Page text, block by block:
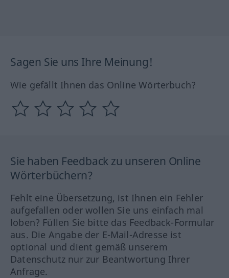
Sagen Sie uns Ihre Meinung!
Wie gefällt Ihnen das Online Wörterbuch?
Sie haben Feedback zu unseren Online
Wörterbüchern?
Fehlt eine Übersetzung, ist Ihnen ein Fehler
aufgefallen oder wollen Sie uns einfach mal
loben? Füllen Sie bitte das Feedback-Formular
aus. Die Angabe der E-Mail-Adresse ist
optional und dient gemäß unserem
Datenschutz nur zur Beantwortung Ihrer
Anfrage.